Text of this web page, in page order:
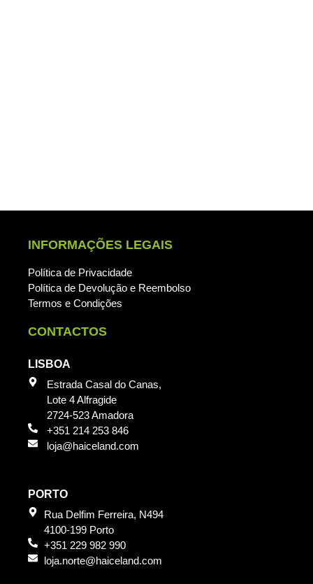
INFORMAÇÕES LEGAIS
Política de Privacidade
Política de Devolução e Reembolso
Termos e Condições
CONTACTOS
LISBOA
Estrada Casal do Canas,
Lote 4 Alfragide
2724-523 Amadora
+351 214 253 846
loja@haiceland.com
PORTO
Rua Delfim Ferreira, N494
4100-199 Porto
+351 229 982 990
loja.norte@haiceland.com